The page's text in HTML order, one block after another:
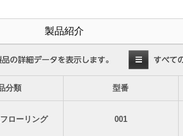
製品紹介
分類 型番
ローリング 001